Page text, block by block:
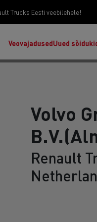
Trucks Eesti veebilehele!
VeovajadusedUued
Volvo
Renault